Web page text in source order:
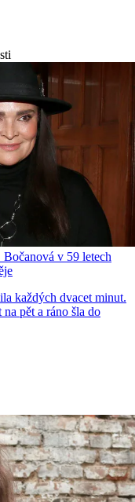
v 59 letech
každých dvacet minut.
pět a ráno šla do